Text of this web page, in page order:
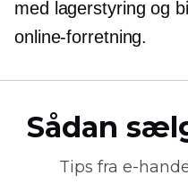
med lagerstyring og
online-forretning.
Sådan
Tips fra e-